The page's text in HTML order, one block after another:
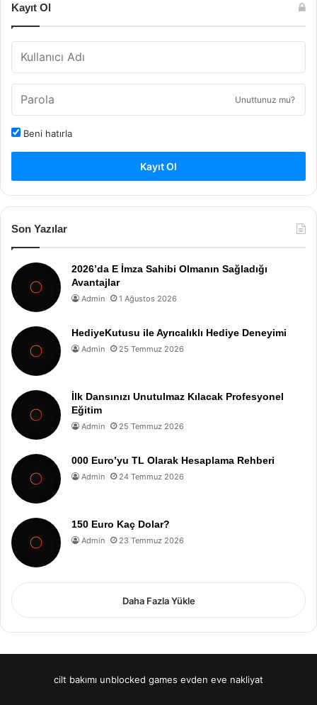
Kayıt Ol
Unuttunuz mu?
Beni hatırla
Kayıt Ol
Son Yazılar
2026’da E İmza Sahibi Olmanın Sağladığı
Avantajlar
Admin 1 Ağustos 2026
HediyeKutusu ile Ayrıcalıklı Hediye Deneyimi
Admin 25 Temmuz 2026
İlk Dansınızı Unutulmaz Kılacak Profesyonel
Eğitim
Admin 25 Temmuz 2026
000 Euro’yu TL Olarak Hesaplama Rehberi
Admin 24 Temmuz 2026
150 Euro Kaç Dolar?
Admin 23 Temmuz 2026
Daha Fazla Yükle
cilt bakımı unblocked games evden eve nakliyat